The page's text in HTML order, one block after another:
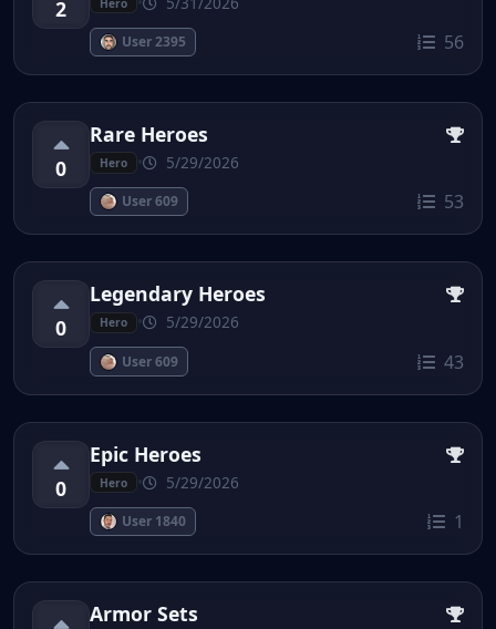
2
User 2395 56
0
Rare Heroes
Hero 5/29/2026
User 609 53
0
Legendary Heroes
Hero 5/29/2026
User 609 43
0
Epic Heroes
Hero 5/29/2026
User 1840 1
Armor Sets